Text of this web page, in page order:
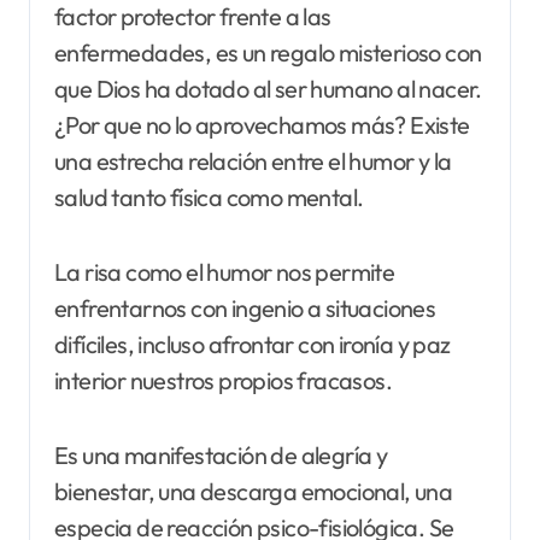
factor protector frente a las
enfermedades, es un regalo misterioso con
que Dios ha dotado al ser humano al nacer.
¿Por que no lo aprovechamos más? Existe
una estrecha relación entre el humor y la
salud tanto física como mental.
La risa como el humor nos permite
enfrentarnos con ingenio a situaciones
difíciles, incluso afrontar con ironía y paz
interior nuestros propios fracasos.
Es una manifestación de alegría y
bienestar, una descarga emocional, una
especia de reacción psico-fisiológica. Se